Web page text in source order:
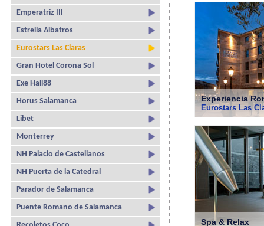
Emperatriz III
Estrella Albatros
Eurostars Las Claras
Gran Hotel Corona Sol
Exe Hall88
Horus Salamanca
Libet
Monterrey
NH Palacio de Castellanos
NH Puerta de la Catedral
Parador de Salamanca
Puente Romano de Salamanca
Experiencia
Eurostars Las
Spa & Relax